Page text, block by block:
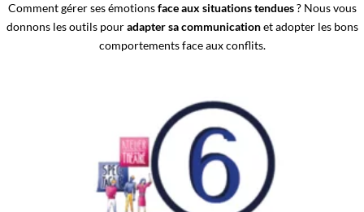
Comment gérer ses émotionsface aux situations tendues? Nous vous
donnons les outils pouradapter sa communicationet adopter les bons
comportements face aux conflits.